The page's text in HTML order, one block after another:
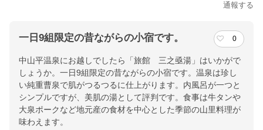
通報する
一日9組限定の昔ながらの小宿です。 0
中山平温泉にお越しでしたら「旅館 三之亟湯」はいかがで
しょうか。一日9組限定の昔ながらの小宿です。温泉は珍し
い純重曹泉で肌がつるつるに仕上がります。内風呂が一つと
シンプルですが、美肌の湯として評判です。食事は牛タンや
大泉ポークなど地元産の食材を中心とした季節の山里料理が
味わえます。